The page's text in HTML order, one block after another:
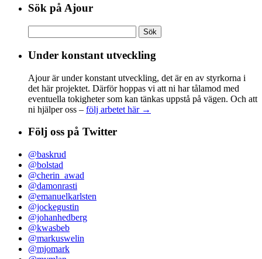
Sök på Ajour
efter:
Under konstant utveckling
Ajour är under konstant utveckling, det är en av styrkorna i
det här projektet. Därför hoppas vi att ni har tålamod med
eventuella tokigheter som kan tänkas uppstå på vägen. Och att
ni hjälper oss – följ arbetet här →
Följ oss på Twitter
@baskrud
@bolstad
@cherin_awad
@damonrasti
@emanuelkarlsten
@jockegustin
@johanhedberg
@kwasbeb
@markuswelin
@mjomark